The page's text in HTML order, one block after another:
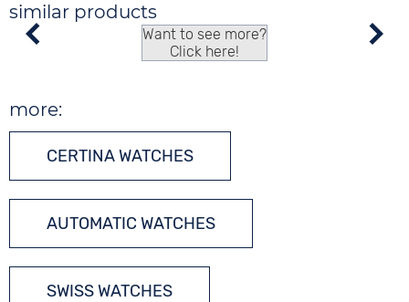
similar products
Want to see more?
Click here!
more:
CERTINA WATCHES
AUTOMATIC WATCHES
SWISS WATCHES